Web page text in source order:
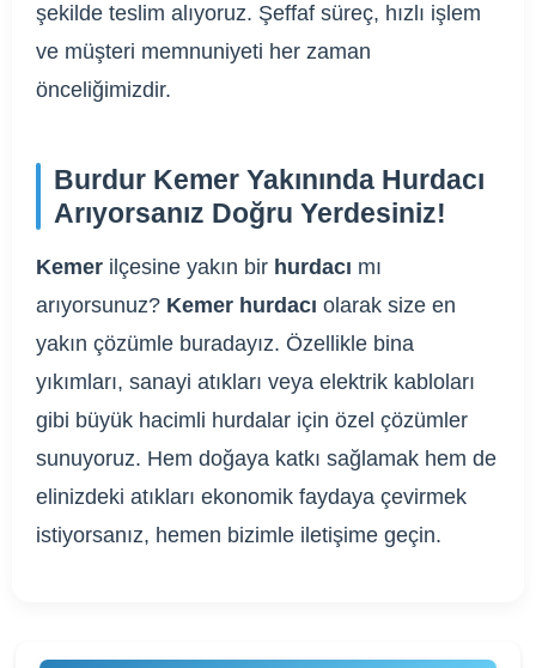
şekilde teslim alıyoruz. Şeffaf süreç, hızlı işlem
ve müşteri memnuniyeti her zaman
önceliğimizdir.
Burdur Kemer Yakınında Hurdacı
Arıyorsanız Doğru Yerdesiniz!
Kemer ilçesine yakın bir hurdacı mı
arıyorsunuz? Kemer hurdacı olarak size en
yakın çözümle buradayız. Özellikle bina
yıkımları, sanayi atıkları veya elektrik kabloları
gibi büyük hacimli hurdalar için özel çözümler
sunuyoruz. Hem doğaya katkı sağlamak hem de
elinizdeki atıkları ekonomik faydaya çevirmek
istiyorsanız, hemen bizimle iletişime geçin.